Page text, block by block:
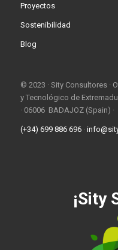
Proyectos
Sostenibilidad
Blog
© 2023 · Sity Consultores ·
y Tecnológico de
· 06006 BADAJOZ (Spain) ·
(+34) 699 886 696·
¡Sity